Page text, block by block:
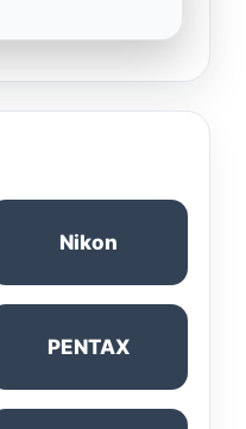
Nikon
PENTAX